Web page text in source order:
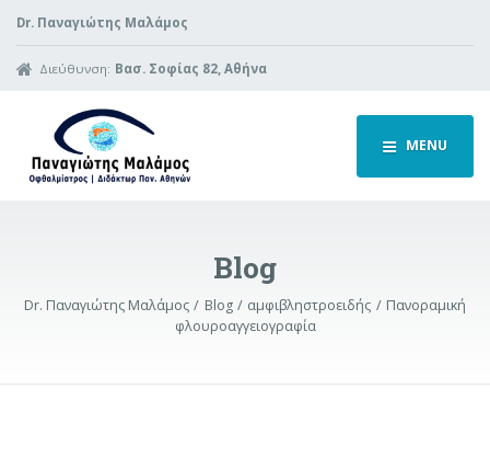
Dr. Παναγιώτης Μαλάμος
Διεύθυνση: Βασ. Σοφίας 82, Αθήνα
MENU
Blog
Dr. Παναγιώτης Μαλάμος Blog αμφιβληστροειδής
Πανοραμική
φλουροαγγειογραφία